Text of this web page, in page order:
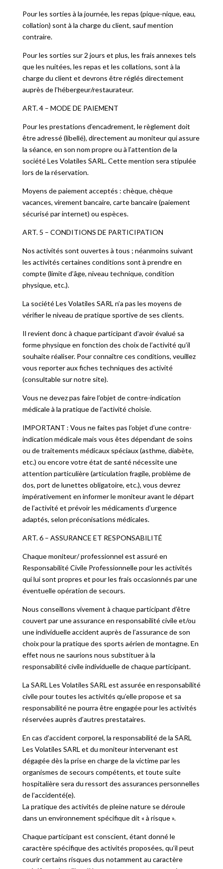
Pour les sorties à la journée, les repas (pique-nique, eau,
collation) sont à la charge du client, sauf mention
contraire.
Pour les sorties sur 2 jours et plus, les frais annexes tels
que les nuitées, les repas et les collations, sont à la
charge du client et devrons être réglés directement
auprès de l’hébergeur/restaurateur.
ART. 4 – MODE DE PAIEMENT
Pour les prestations d’encadrement, le règlement doit
être adressé (libellé), directement au moniteur qui assure
la séance, en son nom propre ou à l’attention de la
société Les Volatiles SARL. Cette mention sera stipulée
lors de la réservation.
Moyens de paiement acceptés : chèque, chèque
vacances, virement bancaire, carte bancaire (paiement
sécurisé par internet) ou espèces.
ART. 5 – CONDITIONS DE PARTICIPATION
Nos activités sont ouvertes à tous ; néanmoins suivant
les activités certaines conditions sont à prendre en
compte (limite d’âge, niveau technique, condition
physique, etc.).
La société Les Volatiles SARL n’a pas les moyens de
vérifier le niveau de pratique sportive de ses clients.
Il revient donc à chaque participant d’avoir évalué sa
forme physique en fonction des choix de l’activité qu’il
souhaite réaliser. Pour connaître ces conditions, veuillez
vous reporter aux fiches techniques des activité
(consultable sur notre site).
Vous ne devez pas faire l’objet de contre-indication
médicale à la pratique de l’activité choisie.
IMPORTANT : Vous ne faites pas l’objet d’une contre-
indication médicale mais vous êtes dépendant de soins
ou de traitements médicaux spéciaux (asthme, diabète,
etc.) ou encore votre état de santé nécessite une
attention particulière (articulation fragile, problème de
dos, port de lunettes obligatoire, etc.), vous devrez
impérativement en informer le moniteur avant le départ
de l’activité et prévoir les médicaments d’urgence
adaptés, selon préconisations médicales.
ART. 6 – ASSURANCE ET RESPONSABILITÉ
Chaque moniteur/ professionnel est assuré en
Responsabilité Civile Professionnelle pour les activités
qui lui sont propres et pour les frais occasionnés par une
éventuelle opération de secours.
Nous conseillons vivement à chaque participant d’être
couvert par une assurance en responsabilité civile et/ou
une individuelle accident auprès de l’assurance de son
choix pour la pratique des sports aérien de montagne. En
effet nous ne saurions nous substituer à la
responsabilité civile individuelle de chaque participant.
La SARL Les Volatiles SARL est assurée en responsabilité
civile pour toutes les activités qu’elle propose et sa
responsabilité ne pourra être engagée pour les activités
réservées auprès d’autres prestataires.
En cas d’accident corporel, la responsabilité de la SARL
Les Volatiles SARL et du moniteur intervenant est
dégagée dès la prise en charge de la victime par les
organismes de secours compétents, et toute suite
hospitalière sera du ressort des assurances personnelles
de l’accidenté(e).
La pratique des activités de pleine nature se déroule
dans un environnement spécifique dit « à risque ».
Chaque participant est conscient, étant donné le
caractère spécifique des activités proposées, qu’il peut
courir certains risques dus notamment au caractère